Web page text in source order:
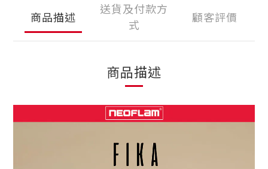
商品描述
送貨及付款方
式
顧客評價
商品描述